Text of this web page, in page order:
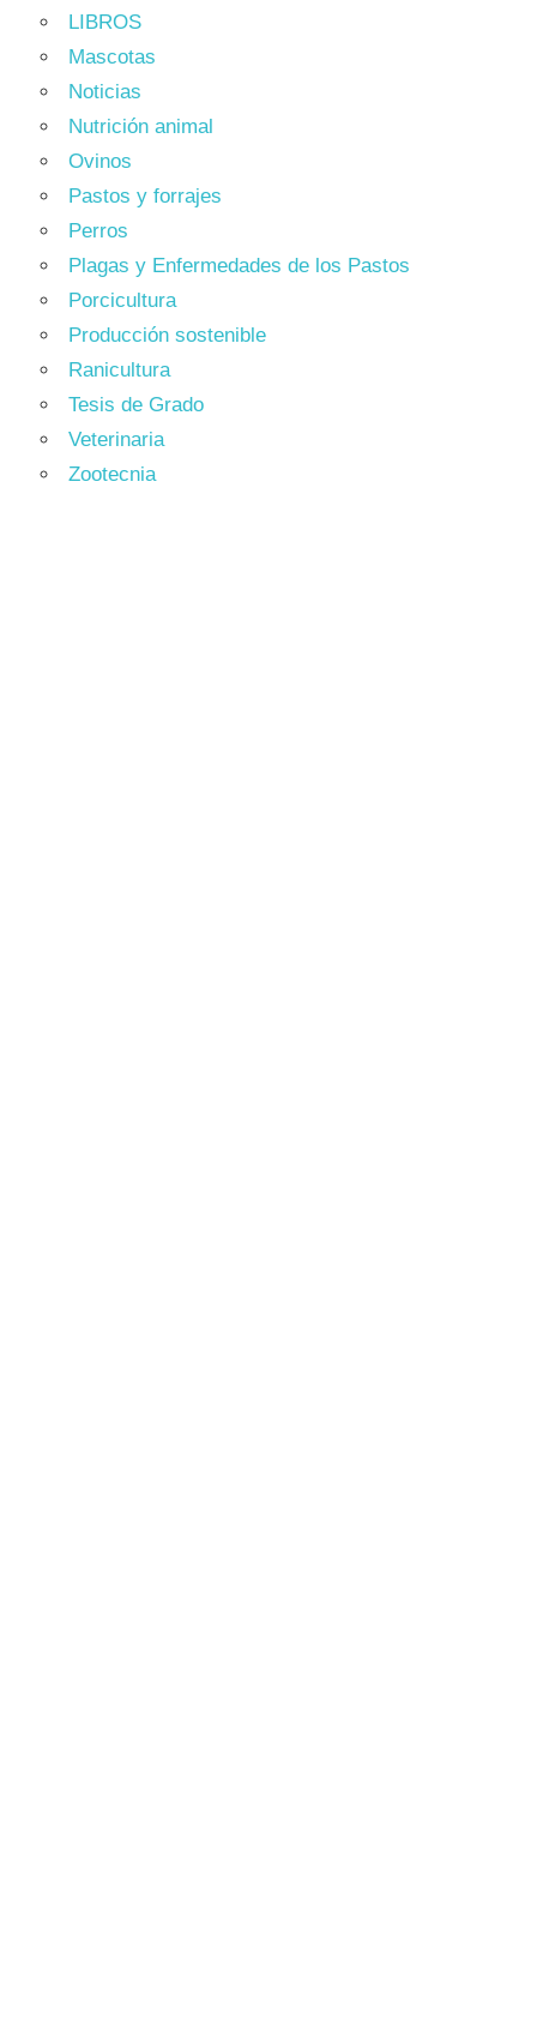
LIBROS
Mascotas
Noticias
Nutrición animal
Ovinos
Pastos y forrajes
Perros
Plagas y Enfermedades de los Pastos
Porcicultura
Producción sostenible
Ranicultura
Tesis de Grado
Veterinaria
Zootecnia